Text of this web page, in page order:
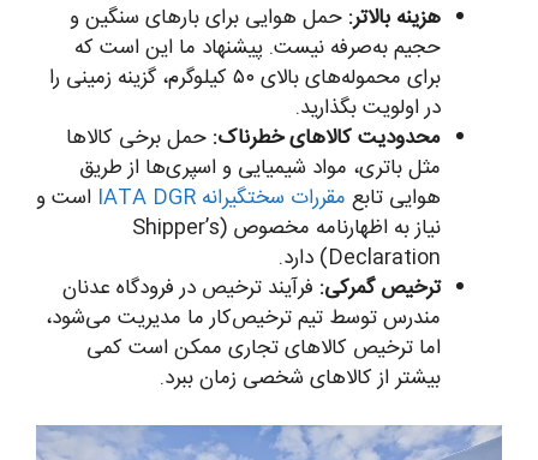
هزینه بالاتر: حمل هوایی برای بارهای سنگین و
حجیم به‌صرفه نیست. پیشنهاد ما این است که
برای محموله‌های بالای ۵۰ کیلوگرم، گزینه زمینی را
در اولویت بگذارید.
محدودیت کالاهای خطرناک: حمل برخی کالاها
مثل باتری، مواد شیمیایی و اسپری‌ها از طریق
هوایی تابع مقررات سختگیرانه IATA DGR
است و
نیاز به اظهارنامه مخصوص (Shipper’s
Declaration) دارد.
ترخیص گمرکی: فرآیند ترخیص در فرودگاه عدنان
مندرس توسط تیم ترخیص‌کار ما مدیریت می‌شود،
اما ترخیص کالاهای تجاری ممکن است کمی
بیشتر از کالاهای شخصی زمان ببرد.